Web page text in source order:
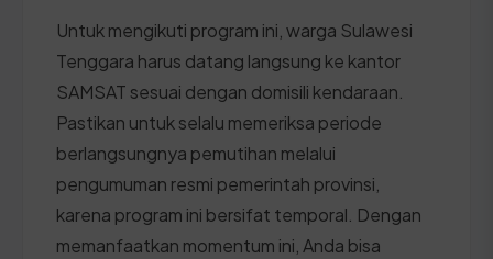
Untuk mengikuti program ini, warga Sulawesi
Tenggara harus datang langsung ke kantor
SAMSAT sesuai dengan domisili kendaraan.
Pastikan untuk selalu memeriksa periode
berlangsungnya pemutihan melalui
pengumuman resmi pemerintah provinsi,
karena program ini bersifat temporal. Dengan
memanfaatkan momentum ini, Anda bisa